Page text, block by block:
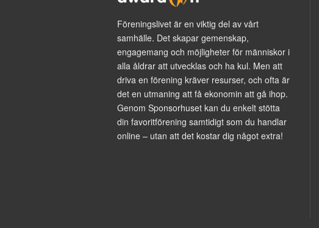
Föreningslivet är en viktig del av vårt
samhälle. Det skapar gemenskap,
engagemang och möjligheter för människor i
alla åldrar att utvecklas och ha kul. Men att
driva en förening kräver resurser, och ofta är
det en utmaning att få ekonomin att gå ihop.
Genom Sponsorhuset kan du enkelt stötta
din favoritförening samtidigt som du handlar
online – utan att det kostar dig något extra!